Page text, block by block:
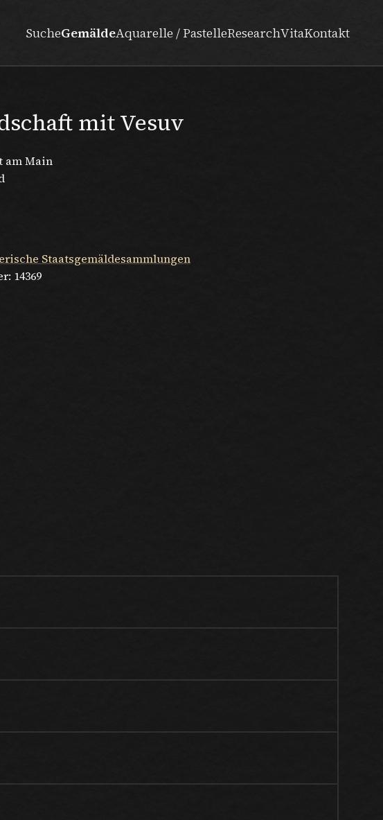
SucheGemäldeAquarelle / PastelleResearchVitaKontakt
mit Vesuv
am Main
Staatsgemäldesammlungen
14369